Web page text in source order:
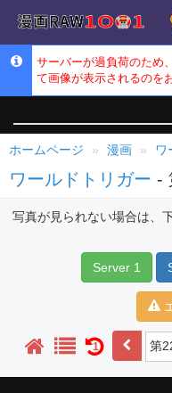
サーバーが過負荷のため
て画像が表示されるのを
ホームページ 漫画 ワ
ワールドトリガー -
写真が見られない場合は、
Server 1
1